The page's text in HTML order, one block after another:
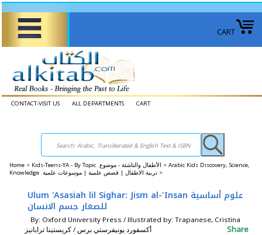
CART
CONTACT-VISIT US ALL DEPARTMENTS CART
Home > Kids-Teens-YA - By Topic الأطفال والناشئة - موضوع > Arabic Kids Discovery, Science,
Knowledge تربية الاطفال | قصص علمية | موسوعات علمية >
Ulum 'Asasiah lil Sighar: Jism al-'Insan علوم أساسية
للصغار جسم الانسان
By: Oxford University Press / Illustrated by: Trapanese, Cristina
أكسفورد يونيفرستي برس / كريستينا ترابانيز
Share